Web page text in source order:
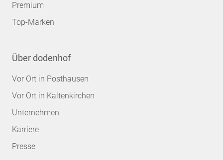
Premium
Top-Marken
Über dodenhof
Vor Ort in Posthausen
Vor Ort in Kaltenkirchen
Unternehmen
Karriere
Presse